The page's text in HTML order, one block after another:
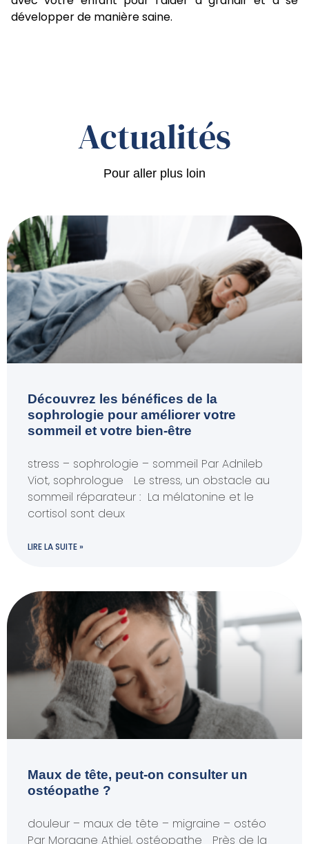
développer de manière saine.
Actualités
Pour aller plus loin
Découvrez les bénéfices de la
sophrologie pour améliorer votre
sommeil et votre bien-être
stress – sophrologie – sommeil Par Adnileb
Viot, sophrologue Le stress, un obstacle au
sommeil réparateur : La mélatonine et le
cortisol sont deux
LIRE LA SUITE »
Maux de tête, peut-on consulter un
ostéopathe ?
douleur – maux de tête – migraine – ostéo
Par Morgane Athiel, ostéopathe Près de la